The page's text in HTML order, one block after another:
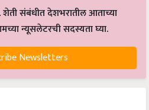
संबंधीत देशभरातील आताच्या
न्यूसलेटरची सदस्यता घ्या.
Newsletters